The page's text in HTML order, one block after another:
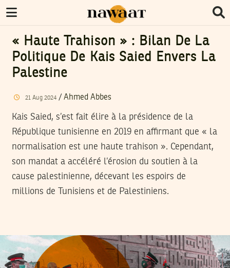
« Haute Trahison » : Bilan De La
Politique De Kais Saied Envers La
Palestine
21 Aug 2024/ Ahmed Abbes
Kais Saied, s’est fait élire à la présidence de la
République tunisienne en 2019 en affirmant que « la
normalisation est une haute trahison ». Cependant,
son mandat a accéléré l’érosion du soutien à la
cause palestinienne, décevant les espoirs de
millions de Tunisiens et de Palestiniens.